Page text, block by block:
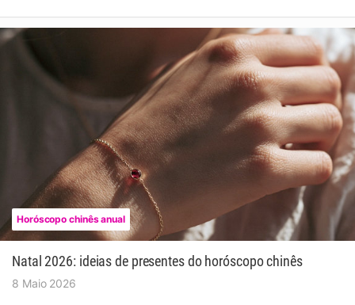
Horóscopo chinês anual
Natal 2026: ideias de presentes do horóscopo chinês
8 Maio 2026